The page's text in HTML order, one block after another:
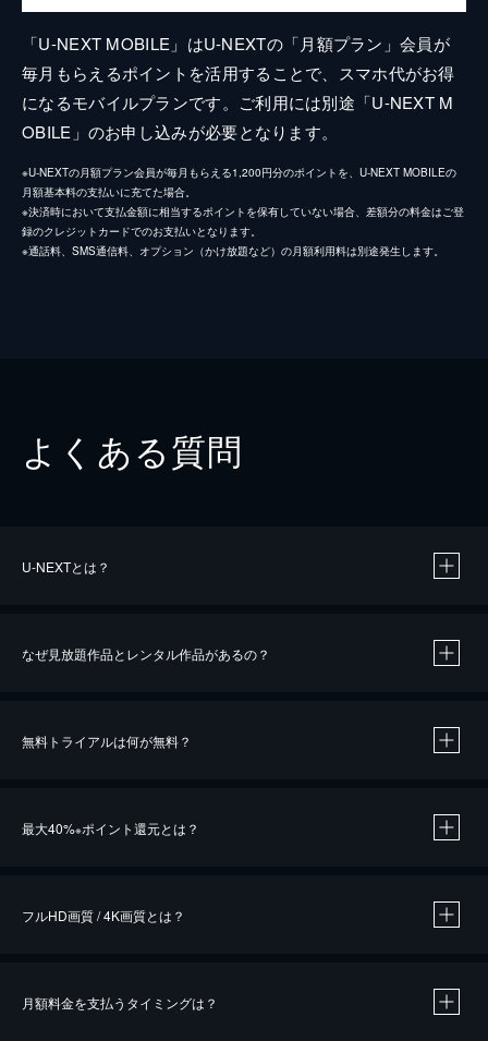
「U-NEXT MOBILE」はU-NEXTの「月額プラン」会員が
毎月もらえるポイントを活用することで、スマホ代がお得
になるモバイルプランです。ご利用には別途「U-NEXT M
OBILE」のお申し込みが必要となります。
※U-NEXTの月額プラン会員が毎月もらえる1,200円分のポイントを、U-NEXT MOBILEの
月額基本料の支払いに充てた場合。
※決済時において支払金額に相当するポイントを保有していない場合、差額分の料金はご登
録のクレジットカードでのお支払いとなります。
※通話料、SMS通信料、オプション（かけ放題など）の月額利用料は別途発生します。
よくある質問
U-NEXTとは？
なぜ見放題作品とレンタル作品があるの？
無料トライアルは何が無料？
最大40%※ポイント還元とは？
※40％ポイント還元の対象は、クレジットカード決済による作品の購入 / レンタルです。
フルHD画質 / 4K画質とは？
月額料金を支払うタイミングは？